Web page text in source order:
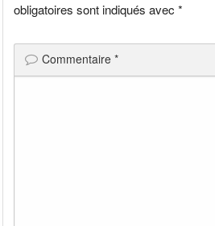
obligatoires sont indiqués avec*
Commentaire*